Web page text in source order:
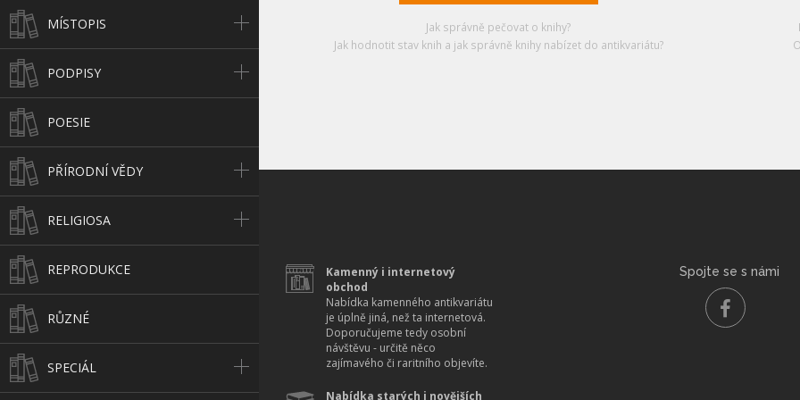
MÍSTOPIS
PODPISY
POESIE
PŘÍRODNÍ VĚDY
RELIGIOSA
REPRODUKCE
RŮZNÉ
SPECIÁL
Jak správně pečovat o knihy?
Jak hodnotit stav knih a jak správně knihy nabízet do antikvariátu?
Kamenný i internetový
obchod
Nabídka kamenného antikvariátu
je úplně jiná, než ta internetová.
Doporučujeme tedy osobní
návštěvu - určitě něco
zajímavého či raritního objevíte.
Nabídka starých i novějších
Spojte se s námi